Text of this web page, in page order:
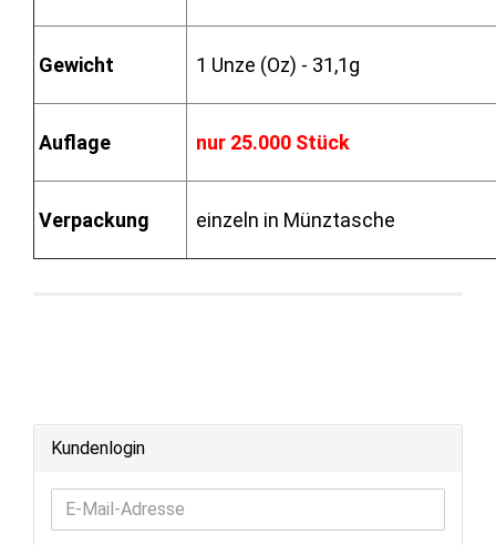
Gewicht 1 Unze (Oz) - 31,1g
Auflage nur 25.000 Stück
Verpackung einzeln in Münztasche
Kundenlogin
E-
Mail-